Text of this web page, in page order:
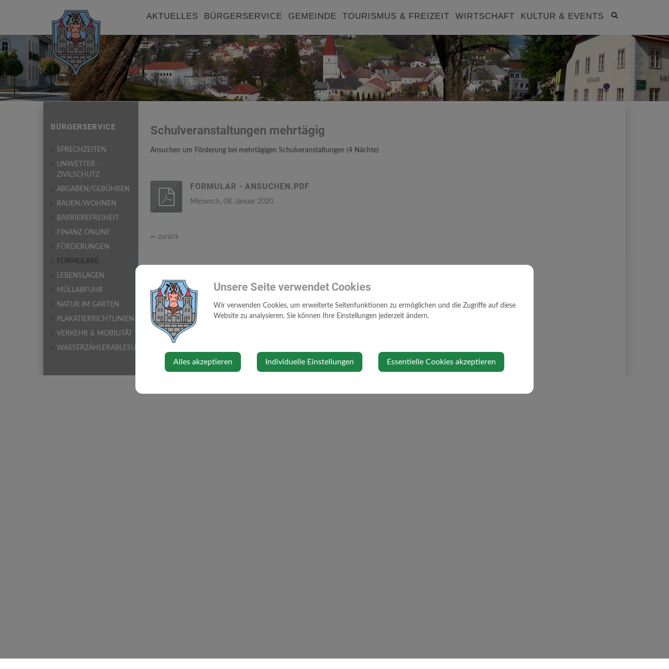
Site
toggle
AKTUELLES BÜRGERSERVICE GEMEINDE TOURISMUS & FREIZEIT WIRTSCHAFT KULTUR & EVENTS
Schulveranstaltungen mehrtägig
Ansuchen um Förderung bei mehrtägigen Schulveranstaltungen (4 Nächte)
FORMULAR - ANSUCHEN.PDF
Mittwoch, 08. Januar 2020
⇐ zurück
BÜRGERSERVICE
SPRECHZEITEN
UNWETTER -
ZIVILSCHUTZ
ABGABEN/GEBÜHREN
BAUEN/WOHNEN
BARRIEREFREIHEIT
FINANZ ONLINE
FÖRDERUNGEN
FORMULARE
LEBENSLAGEN
MÜLLABFUHR
NATUR IM GARTEN
PLAKATIERRICHTLINIEN
VERKEHR & MOBILITÄT
WASSERZÄHLERABLESUNG
Unsere Seite verwendet Cookies
Wir verwenden Cookies, um erweiterte Seitenfunktionen zu ermöglichen und die Zugriffe auf diese
Website zu analysieren. Sie können Ihre Einstellungen jederzeit ändern.
Alles akzeptieren Individuelle Einstellungen Essentielle Cookies akzeptieren